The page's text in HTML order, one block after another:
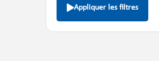
Appliquer les filtres